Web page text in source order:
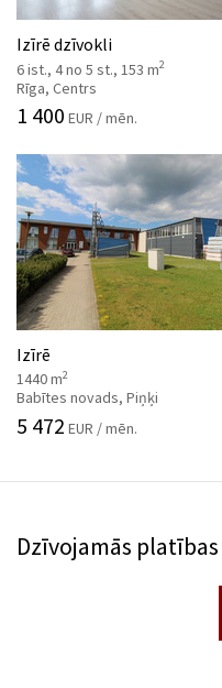
Izīrē dzīvokli
6 ist., 4 no 5 st., 153 m2
Rīga, Centrs
1 400 EUR / mēn.
Izīrē
1440 m2
Babītes novads, Piņķi
5 472 EUR / mēn.
Dzīvojamās platības